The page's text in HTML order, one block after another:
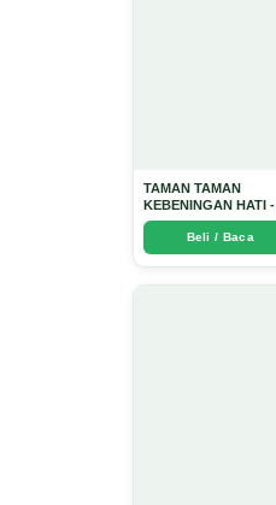
TAMAN TAMAN
KEBENINGAN HATI -
Arda Dinata
Beli / Baca